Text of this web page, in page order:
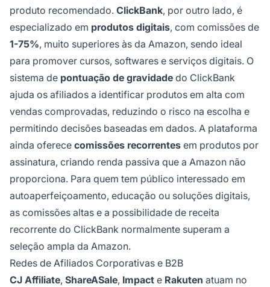
produto recomendado. ClickBank, por outro lado, é
especializado em produtos digitais, com comissões de
1-75%, muito superiores às da Amazon, sendo ideal
para promover cursos, softwares e serviços digitais. O
sistema de pontuação de gravidade do ClickBank
ajuda os afiliados a identificar produtos em alta com
vendas comprovadas, reduzindo o risco na escolha e
permitindo decisões baseadas em dados. A plataforma
ainda oferece comissões recorrentes em produtos por
assinatura, criando renda passiva que a Amazon não
proporciona. Para quem tem público interessado em
autoaperfeiçoamento, educação ou soluções digitais,
as comissões altas e a possibilidade de receita
recorrente do ClickBank normalmente superam a
seleção ampla da Amazon.
Redes de Afiliados Corporativas e B2B
CJ Affiliate, ShareASale, Impact e Rakuten atuam no